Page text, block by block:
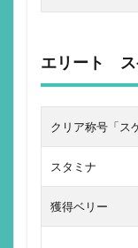
エリート ス
クリア称号「
スタミナ
獲得ベリー